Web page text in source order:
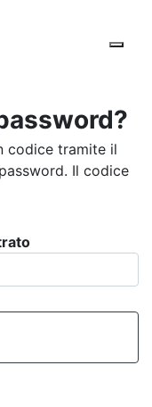
codice tramite il
Il codice